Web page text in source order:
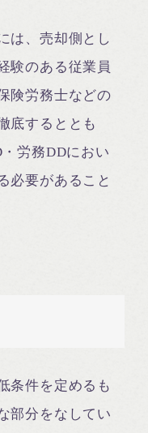
は、売却側とし
験のある従業員
険労務士などの
底するととも
労務DDにおい
必要があること
条件を定めるも
部分をなしてい